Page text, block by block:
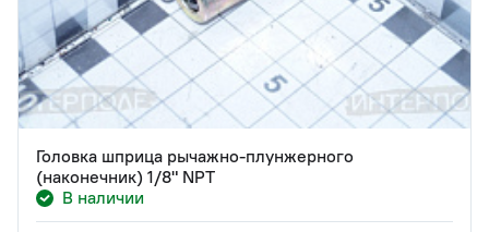
Головка шприца рычажно-плунжерного
(наконечник) 1/8" NPT
В наличии